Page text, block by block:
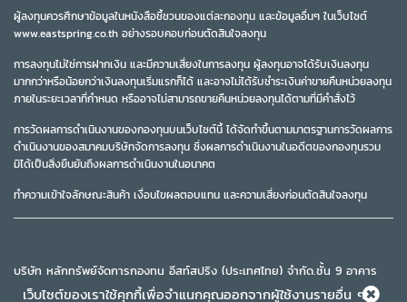
ผู้ลงทุนควรศึกษาข้อมูลในหนังสือชี้ชวนของแต่ละกองทุน และข้อมูลอื่นๆ ในเว็บไซต์
www.eastspring.co.th อย่างรอบคอบก่อนตัดสินใจลงทุน
การลงทุนไม่ใช่การฝากเงิน และมีความเสี่ยงในการลงทุน ผู้ลงทุนอาจได้รับเงินลงทุน
มากกว่าหรือน้อยกว่าเงินลงทุนเริ่มแรกก็ได้ และอาจไม่ได้รับชำระเงินค่าขายคืนหน่วยลงทุน
ภายในระยะเวลาที่กำหนด หรืออาจไม่สามารถขายคืนหน่วยลงทุนได้ตามที่มีคำสั่งไว้
การวัดผลการดำเนินงานของกองทุนบนเว็บไซต์นี้ ได้จัดทำขึ้นตามมาตรฐานการวัดผลการ
ดำเนินงานของสมาคมบริษัทจัดการลงทุน ซึ่งผลการดำเนินงานในอดีตของกองทุนรวม
มิได้เป็นสิ่งยืนยันถึงผลการดำเนินงานในอนาคต
ทำความเข้าใจลักษณะสินค้า เงื่อนไขผลตอบแทน และความเสี่ยงก่อนตัดสินใจลงทุน
บริษัท หลักทรัพย์จัดการกองทุน อีสท์สปริง (ประเทศไทย) จำกัด,ชั้น 9 อาคาร
มิตรทาวน์ ออฟฟิศ ทาวเวอร์,944 ถนนพระราม 4 แขวงวังใหม่ เขตปทุมวัน
เว็บไซต์ของเราใช้คุกกี้เพื่อจำแนกคุณออกจากผู้ใช้งานรายอื่น ๆ